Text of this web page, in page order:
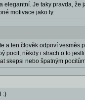
Je taky pravda,
motivace jako ty.
a ten člověk odpoví
někdy i strach o to
skepsi nebo špatným
:)